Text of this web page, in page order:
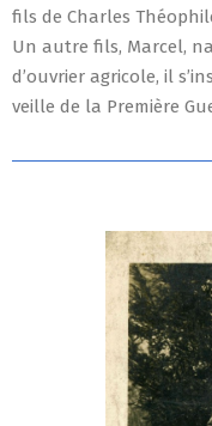
fils de Charles
Un autre fils, Marcel,
d’ouvrier agricole, il
veille de la Première